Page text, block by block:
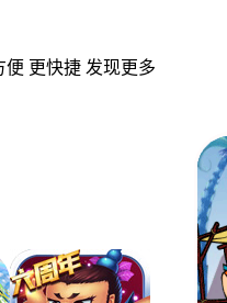
便 更快捷 发现更多